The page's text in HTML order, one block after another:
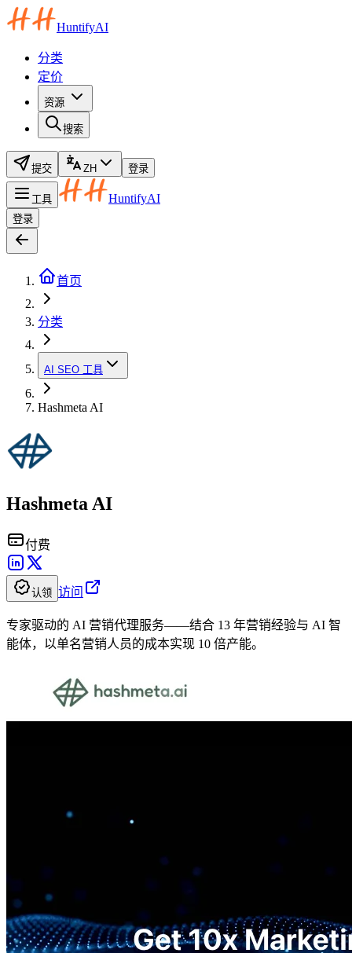
HuntifyAI
分类
定价
资源
搜索
提交 ZH 登录
工具 HuntifyAI
登录
首页
分类
AI SEO 工具
Hashmeta AI
Hashmeta AI
付费
认领 访问
专家驱动的 AI 营销代理服务——结合 13 年营销经验与 AI 智
能体，以单名营销人员的成本实现 10 倍产能。